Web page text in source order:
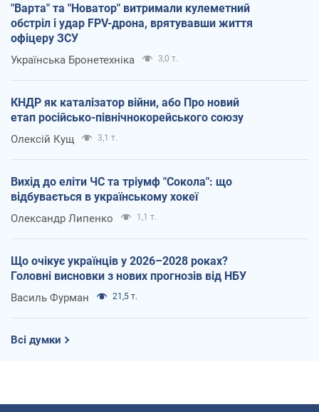
"Варта" та "Новатор" витримали кулеметний
обстріл і удар FPV-дрона, врятувавши життя
офіцеру ЗСУ
Українська Бронетехніка 3,0 т.
КНДР як каталізатор війни, або Про новий
етап російсько-північнокорейського союзу
Олексій Кущ 3,1 т.
Вихід до еліти ЧС та тріумф "Сокола": що
відбувається в українському хокеї
Олександр Липенко 1,1 т.
Що очікує українців у 2026–2028 роках?
Головні висновки з нових прогнозів від НБУ
Василь Фурман 21,5 т.
Всі думки